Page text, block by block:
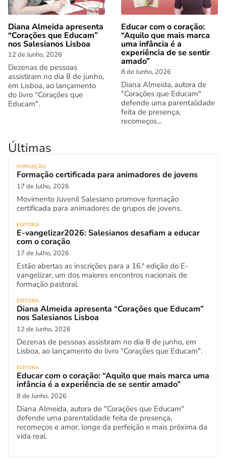
Diana Almeida apresenta
“Corações que Educam”
nos Salesianos Lisboa
12 de Junho, 2026
Dezenas de pessoas
assistiram no dia 8 de junho,
em Lisboa, ao lançamento
do livro “Corações que
Educam".
Educar com o coração:
“Aquilo que mais marca
uma infância é a
experiência de se sentir
amado”
8 de Junho, 2026
Diana Almeida, autora de
"Corações que Educam"
defende uma parentalidade
feita de presença,
recomeços...
Últimas
FORMAÇÃO
Formação certificada para animadores de jovens
17 de Julho, 2026
Movimento Juvenil Salesiano promove formação
certificada para animadores de grupos de jovens.
EDITORA
E-vangelizar2026: Salesianos desafiam a educar
com o coração
17 de Julho, 2026
Estão abertas as inscrições para a 16.ª edição do E-
vangelizar, um dos maiores encontros nacionais de
formação pastoral.
EDITORA
Diana Almeida apresenta “Corações que Educam”
nos Salesianos Lisboa
12 de Junho, 2026
Dezenas de pessoas assistiram no dia 8 de junho, em
Lisboa, ao lançamento do livro “Corações que Educam".
EDITORA
Educar com o coração: “Aquilo que mais marca uma
infância é a experiência de se sentir amado”
8 de Junho, 2026
Diana Almeida, autora de "Corações que Educam"
defende uma parentalidade feita de presença,
recomeços e amor, longe da perfeição e mais próxima da
vida real.